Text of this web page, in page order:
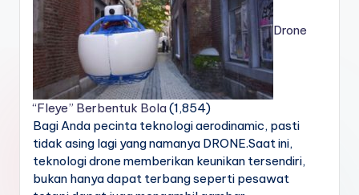
Drone
“Fleye” Berbentuk Bola(1,854)
Bagi Anda pecinta teknologi aerodinamic, pasti
tidak asing lagi yang namanya DRONE.Saat ini,
teknologi drone memberikan keunikan tersendiri,
bukan hanya dapat terbang seperti pesawat